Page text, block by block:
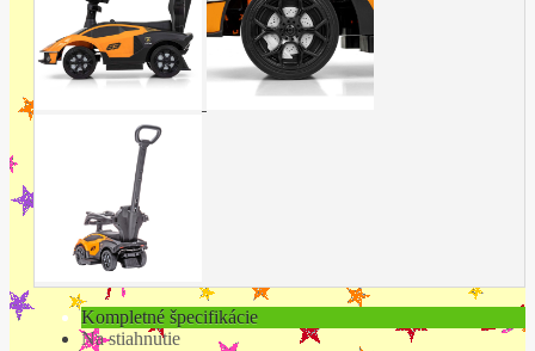
Kompletné špecifikácie
Na stiahnutie